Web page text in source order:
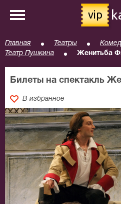
vip
Главная Театры
Театр Пушкина
Женитьба
Билеты на спектакль
В избранное